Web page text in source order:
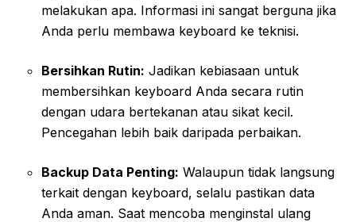
melakukan apa. Informasi ini sangat berguna jika
Anda perlu membawa keyboard ke teknisi.
Bersihkan Rutin: Jadikan kebiasaan untuk
membersihkan keyboard Anda secara rutin
dengan udara bertekanan atau sikat kecil.
Pencegahan lebih baik daripada perbaikan.
Backup Data Penting: Walaupun tidak langsung
terkait dengan keyboard, selalu pastikan data
Anda aman. Saat mencoba menginstal ulang